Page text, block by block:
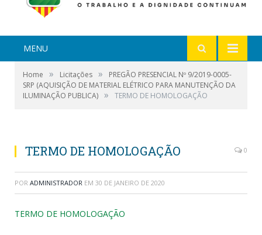
MENU
Home » Licitações »
PREGÃO PRESENCIAL Nº 9/2019-0005-
SRP (AQUISIÇÃO DE MATERIAL ELÉTRICO PARA MANUTENÇÃO DA
ILUMINAÇÃO PUBLICA) » TERMO DE HOMOLOGAÇÃO
TERMO DE HOMOLOGAÇÃO 0
POR ADMINISTRADOR EM 30 DE JANEIRO DE 2020
TERMO DE HOMOLOGAÇÃO